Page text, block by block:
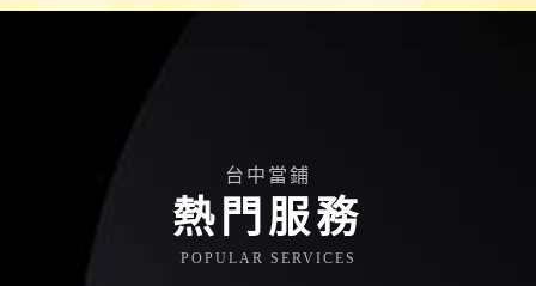
台中當鋪
熱門服務
POPULAR SERVICES